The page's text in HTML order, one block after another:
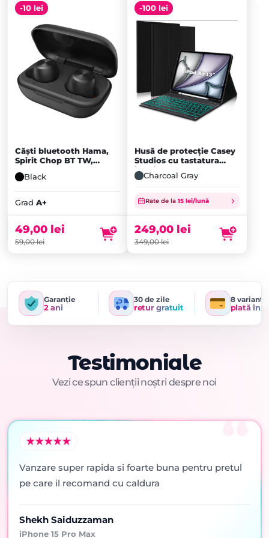
-10 lei
Căști bluetooth Hama,
Spirit Chop BT TW,
Negru
Black
Grad A+
59,00lei
49,00 lei
-100 lei
Husă de protecție Casey
Studios cu tastatura
iluminata, Negru
Charcoal Gray
Rate de la 15 lei/lună
349,00lei
249,00 lei
Garanție
2 ani
30 de zile
retur gratuit
8 variante
plată în
Testimoniale
Vezi ce spun clienții noștri despre noi
Vanzare super rapida si foarte buna pentru pretul
pe care il recomand cu caldura
Shekh Saiduzzaman
iPhone 15 Pro Max